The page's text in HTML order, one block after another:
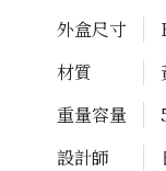
外盒尺寸
材質
重量容量
設計師